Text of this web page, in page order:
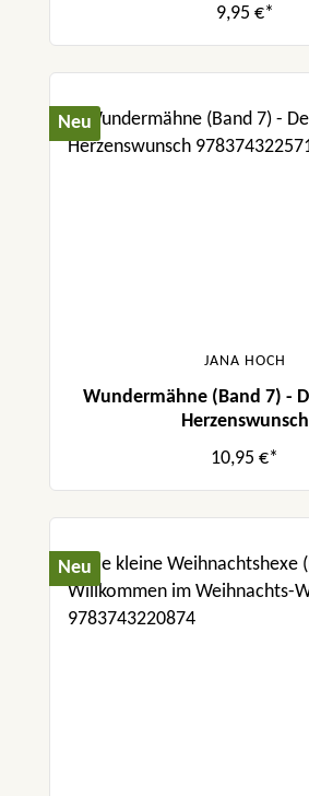
9,95 €*
Neu
JANA HOCH
Wundermähne (Band 7) -
Herzenswunsch
10,95 €*
Neu